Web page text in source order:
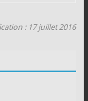
: 17 juillet 2016